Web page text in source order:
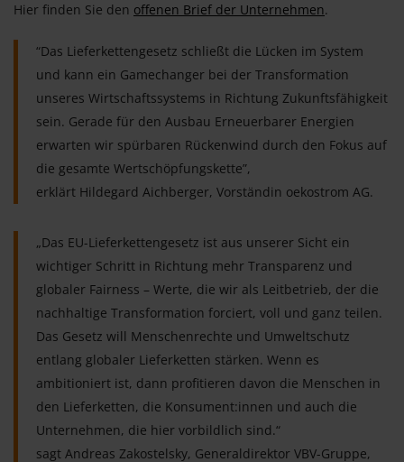
Hier finden Sie den offenen Brief der Unternehmen.
“Das Lieferkettengesetz schließt die Lücken im System
und kann ein Gamechanger bei der Transformation
unseres Wirtschaftssystems in Richtung Zukunftsfähigkeit
sein. Gerade für den Ausbau Erneuerbarer Energien
erwarten wir spürbaren Rückenwind durch den Fokus auf
die gesamte Wertschöpfungskette”,
erklärt Hildegard Aichberger, Vorständin oekostrom AG.
„Das EU-Lieferkettengesetz ist aus unserer Sicht ein
wichtiger Schritt in Richtung mehr Transparenz und
globaler Fairness – Werte, die wir als Leitbetrieb, der die
nachhaltige Transformation forciert, voll und ganz teilen.
Das Gesetz will Menschenrechte und Umweltschutz
entlang globaler Lieferketten stärken. Wenn es
ambitioniert ist, dann profitieren davon die Menschen in
den Lieferketten, die Konsument:innen und auch die
Unternehmen, die hier vorbildlich sind.“
sagt Andreas Zakostelsky, Generaldirektor VBV-Gruppe,